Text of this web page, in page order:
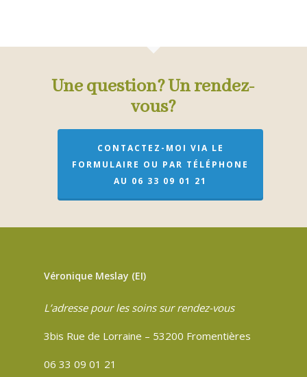
Une question? Un rendez-
vous?
CONTACTEZ-MOI VIA LE
FORMULAIRE OU PAR TÉLÉPHONE
AU 06 33 09 01 21
Véronique Meslay (EI)
L’adresse pour les soins sur rendez-vous
3bis Rue de Lorraine – 53200 Fromentières
06 33 09 01 21